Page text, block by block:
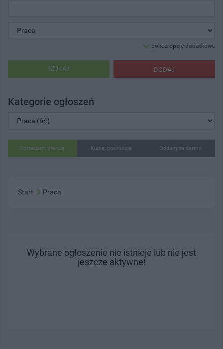
pokaż opcje dodatkowe
DODAJ
SZUKAJ
Kategorie ogłoszeń
Sprzedam, oferuję Kupię, poszukuję Oddam za darmo
Start Praca
Wybrane ogłoszenie nie istnieje lub nie jest
jeszcze aktywne!